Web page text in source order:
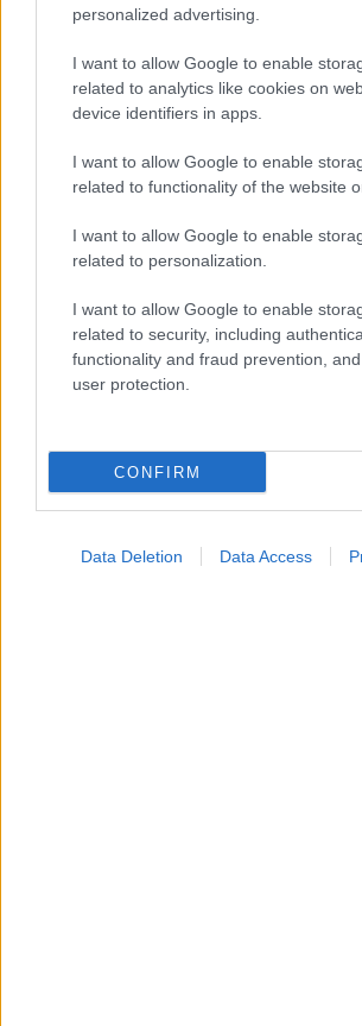
personalized advertising.
I want to allow Google to enable
related to analytics like cookies on
device identifiers in apps.
I want to allow Google to enable
related to functionality of the website
I want to allow Google to enable
related to personalization.
I want to allow Google to enable
related to security, including
functionality and fraud prevention,
user protection.
CONFIRM
Data Deletion Data Access